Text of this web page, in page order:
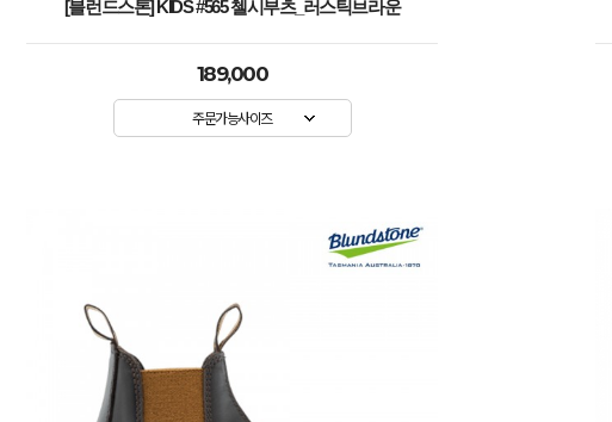
[블런드스톤] KIDS #565 첼시부츠_러스틱브라운
189,000
주문가능사이즈